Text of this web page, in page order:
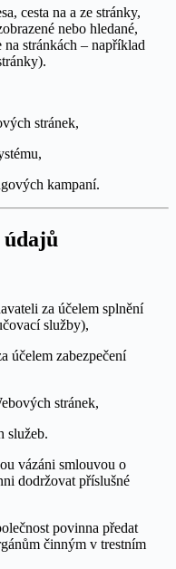
cesta na a ze stránky,
nebo hledané,
na stránkách – například
stránek,
kampaní.
údajů
za účelem splnění
služby),
účelem zabezpečení
stránek,
služeb.
vázáni smlouvou o
dodržovat příslušné
povinna předat
činným v trestním